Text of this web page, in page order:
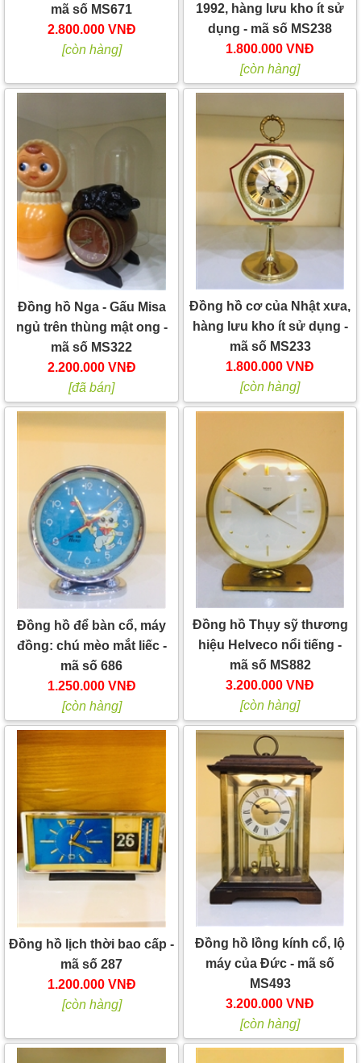
mã số MS671
2.800.000 VNĐ
[còn hàng]
1992, hàng lưu kho ít sử
dụng - mã số MS238
1.800.000 VNĐ
[còn hàng]
Đồng hồ Nga - Gấu Misa
ngủ trên thùng mật ong -
mã số MS322
2.200.000 VNĐ
[đã bán]
Đồng hồ cơ của Nhật xưa,
hàng lưu kho ít sử dụng -
mã số MS233
1.800.000 VNĐ
[còn hàng]
Đồng hồ để bàn cổ, máy
đồng: chú mèo mắt liếc -
mã số 686
1.250.000 VNĐ
[còn hàng]
Đồng hồ Thụy sỹ thương
hiệu Helveco nổi tiếng -
mã số MS882
3.200.000 VNĐ
[còn hàng]
Đồng hồ lịch thời bao cấp -
mã số 287
1.200.000 VNĐ
[còn hàng]
Đồng hồ lồng kính cổ, lộ
máy của Đức - mã số
MS493
3.200.000 VNĐ
[còn hàng]